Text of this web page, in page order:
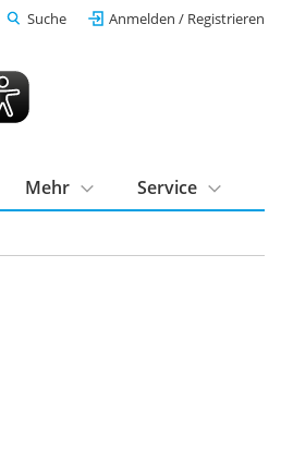
Suche Anmelden / Registrieren
Mehr Service